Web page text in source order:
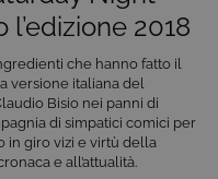
l’edizione 2018
che hanno fatto il
la versione italiana del
Bisio nei panni di
di simpatici comici per
in giro vizi e virtù della
e all’attualità.